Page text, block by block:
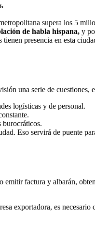
supera los 5
de habla hispana, y
presencia en esta
una serie de cuestiones,
logísticas y de personal.
burocráticos.
Eso servirá de puente
factura y albarán,
exportadora, es